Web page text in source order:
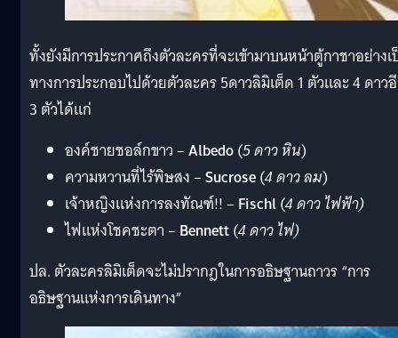
ทั้งยังมีการประกาศถึงตัวละครที่จะเข้ามาบนหน้าตู้กาชาอย่าง
ทางการประกอบไปด้วยตัวละคร 5ดาวลิมิเต็ด 1 ตัวและ 4 ดาว
3 ตัวได้แก่
องค์ชายชอล์กขาว –Albedo(5 ดาว หิน)
ความหวานที่ไร้พิษสง –Sucrose(4 ดาว ลม)
เจ้าหญิงแห่งการลงทัณฑ์!! – Fischl(4 ดาว ไฟฟ้า)
ไฟแห่งโชคชะตา – Bennett(4 ดาว ไฟ)
ปล. ตัวละครลิมิเต็ดจะไม่ปรากฎในการอธิษฐานถาวร “การ
อธิษฐานแห่งการเดินทาง”